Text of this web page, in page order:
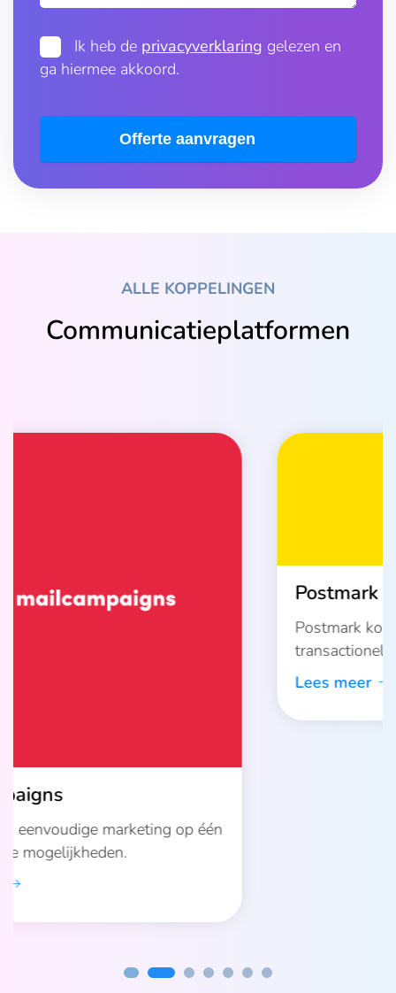
Ik heb de privacyverklaring gelezen en
ga hiermee akkoord.
Offerte aanvragen
ALLE KOPPELINGEN
Communicatieplatformen
Postmark
Postmark koppeling voor betrouwbare
transactionele e-mails in webshops